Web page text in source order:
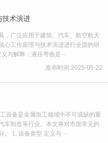
技术演进
，广泛应用于建筑、汽车、航空航天
心工作原理与技术演进进行全面的研
与解释：液压弯曲是···
发布时间:2025-05-22
设备是金属加工领域中不可或缺的重
车制造等行业。本文将对市面常见的
1. 设备类型 定义与···